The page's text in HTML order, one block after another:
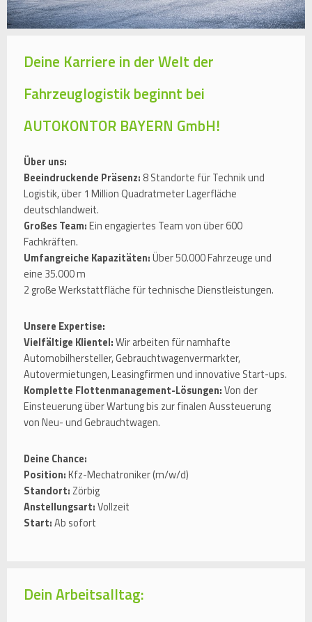
Deine Karriere in der Welt der
Fahrzeuglogistik beginnt bei
AUTOKONTOR BAYERN GmbH!
Über uns:
Beeindruckende Präsenz: 8 Standorte für Technik und
Logistik, über 1 Million Quadratmeter Lagerfläche
deutschlandweit.
Großes Team:Ein engagiertes Team von über 600
Fachkräften.
Umfangreiche Kapazitäten:Über 50.000 Fahrzeuge und
eine 35.000 m
2 große Werkstattfläche für technische Dienstleistungen.
Unsere Expertise:
Vielfältige Klientel:Wir arbeiten für namhafte
Automobilhersteller, Gebrauchtwagenvermarkter,
Autovermietungen, Leasingfirmen und innovative Start-ups.
Komplette Flottenmanagement-Lösungen:Von der
Einsteuerung über Wartung bis zur finalen Aussteuerung
von Neu- und Gebrauchtwagen.
Deine Chance:
Position:Kfz-Mechatroniker (m/w/d)
Standort:Zörbig
Anstellungsart:Vollzeit
Start:Ab sofort
Dein Arbeitsalltag: